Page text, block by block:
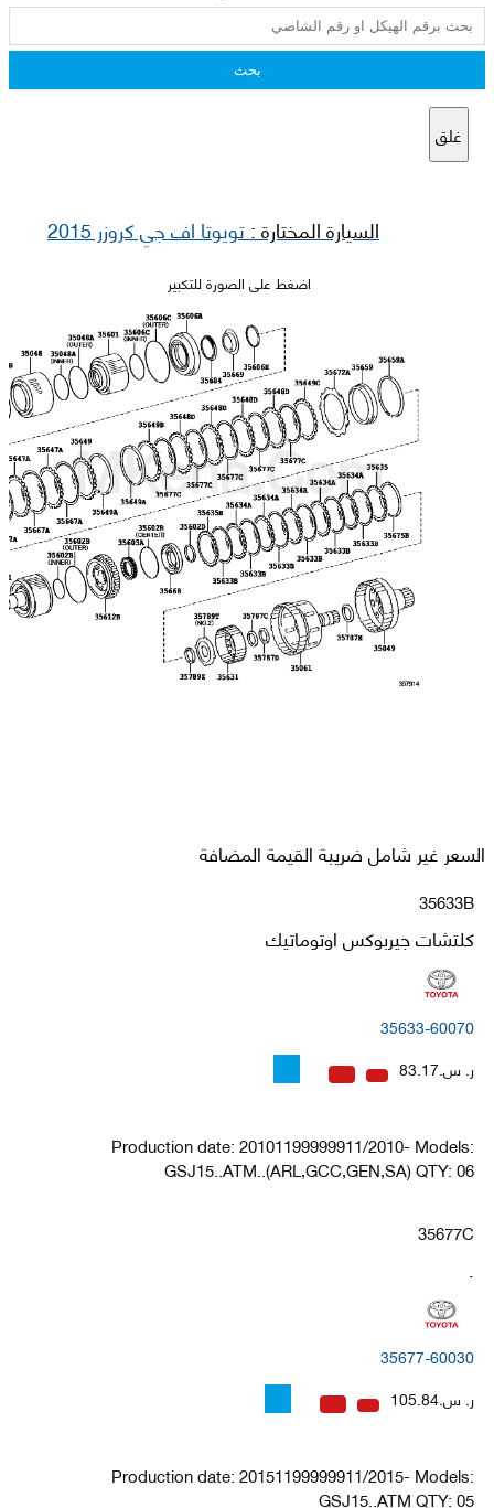
بحث
غلق
السيارة المختارة :تويوتا اف جي كروزر 2015
اضغط على الصورة للتكبير
السعر غير شامل ضريبة القيمة المضافة
35633B
كلتشات جيربوكس اوتوماتيك
35633-60070
ر. س.83.17
Production date: 20101199999911/2010- Models:
GSJ15..ATM..(ARL,GCC,GEN,SA) QTY: 06
35677C
.
35677-60030
ر. س.105.84
Production date: 20151199999911/2015- Models:
GSJ15..ATM QTY: 05